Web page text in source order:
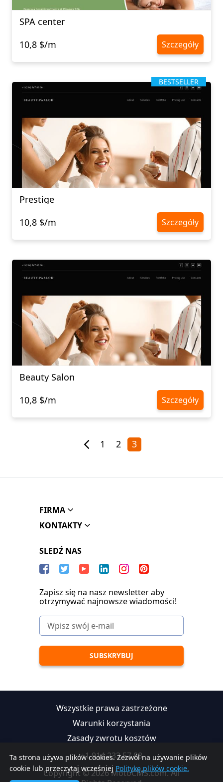
SPA center
10,8 $/m
Szczegóły
BESTSELLER
Prestige
10,8 $/m
Szczegóły
Beauty Salon
10,8 $/m
Szczegóły
1 2 3
Ta strona używa plików cookies. Zezwól na używanie plików
cookie lub przeczytaj wcześniej Politykę plików cookie.
FIRMA
KONTAKTY
SLEDŹ NAS
Zapisz się na nasz newsletter aby
otrzymywać najnowsze wiadomości!
Wszystkie prawa zastrzeżone
Warunki korzystania
Zasady zwrotu kosztów
+1 914 233 57 88
Copyright © 2026 MotoCMS.com. All